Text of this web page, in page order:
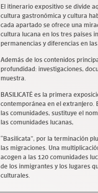
El itinerario expositivo se divide
cultura gastronómica y cultura
cada apartado se ofrece una
cultura lucana en los tres países
permanencias y diferencias en
Además de los contenidos
profundidad: investigaciones,
muestra.
BASILICATË es la primera
contemporánea en el extranjero.
las comunidades, sustituye el
las comunidades lucanas,
“Basilicata”, por la terminación
las migraciones. Una
acogen a las 120 comunidades
de los inmigrantes y los lugares
culturales.